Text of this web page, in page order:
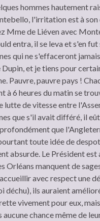
hommes hautement
l'irritation est à son
Mme de Liéven avec
entra, il se leva et s'en
qui ne s'effaceront
et je tiens pour
Pauvre, pauvre pays !
à 6 heures du matin se
lutte de vitesse entre
que s'il avait différé, il
que
toute idée de
absurde. Le Président est
Orléans manquent de
avec respect une
déchu), ils auraient
vivement pour eux,
aucune chance même de